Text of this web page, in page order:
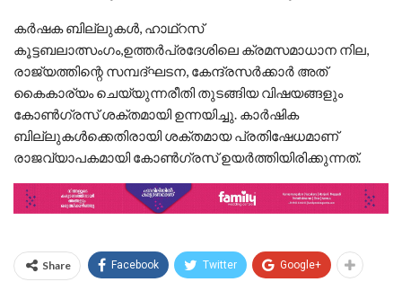
കര്‍ഷക ബില്ലുകള്‍, ഹാഥ്‌റസ്
കൂട്ടബലാത്സംഗം,ഉത്തര്‍പ്രദേശിലെ ക്രമസമാധാന നില,
രാജ്യത്തിന്റെ സമ്പദ്ഘടന, കേന്ദ്രസര്‍ക്കാര്‍ അത്
കൈകാര്യം ചെയ്യുന്നരീതി തുടങ്ങിയ വിഷയങ്ങളും
കോണ്‍ഗ്രസ് ശക്തമായി ഉന്നയിച്ചു. കാര്‍ഷിക
ബില്ലുകള്‍ക്കെതിരായി ശക്തമായ പ്രതിഷേധമാണ്
രാജവ്യാപകമായി കോണ്‍ഗ്രസ് ഉയര്‍ത്തിയിരിക്കുന്നത്.
Share Facebook Twitter Google+